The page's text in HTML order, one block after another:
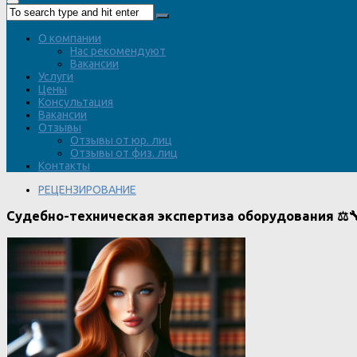
О компании
Нас рекомендуют
Вакансии
Услуги
Цены
Консультация
Вакансии
Отзывы
Отзывы от юр. лиц
Отзывы от физ. лиц
Контакты
РЕЦЕНЗИРОВАНИЕ
Судебно-техническая экспертиза оборудования